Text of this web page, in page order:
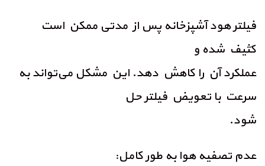
فیلتر هود آشپزخانه پس از مدتی ممکن است
کثیف شده و
عملکرد آن را کاهش دهد. این مشکل می‌تواند به
سرعت با تعویض فیلتر حل
شود.
عدم تصفیه هوا به طور کامل: